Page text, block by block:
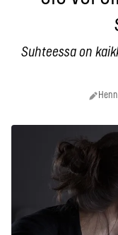
Suhteessa on